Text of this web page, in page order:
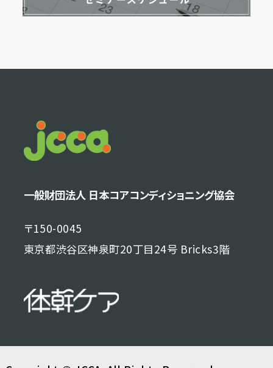
一般財団法人 日本コアコンディショニング協会
〒150-0045
東京都渋谷区神泉町20丁目24号 Bricks3階